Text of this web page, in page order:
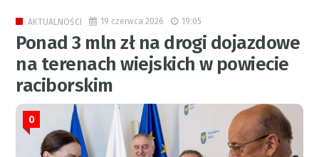
AKTUALNOŚCI 19 czerwca 2026 19:05
Ponad 3 mln zł na drogi dojazdowe
na terenach wiejskich w powiecie
raciborskim
0